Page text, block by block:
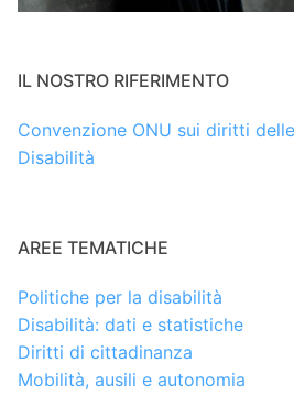
IL NOSTRO RIFERIMENTO
Convenzione ONU sui diritti
Disabilità
AREE TEMATICHE
Politiche per la disabilità
Disabilità: dati e statistiche
Diritti di cittadinanza
Mobilità, ausili e autonomia